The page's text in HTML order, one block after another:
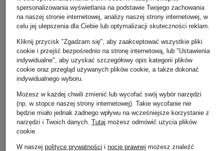
+ rabat promocyjny
darling harbour
Kozaki
589 zł
Najniższa cena:
500,65 zł
Cena regularna:
+ rabat promocyjny
Pretty Ballerinas
Kozaki GRETA
865 zł
Najniższa cena:
735,25 zł
Cena regularna:
1 729 zł
+ rabat promocyjny
UNISA
349 zł
Najniższa cena:
Cena regularna:
spersonalizowania wyświetlania na podstawie Twojego zachowania
na naszej stronie internetowej, analizy naszej strony internetowej, w
celu jej ulepszenia dla Ciebie lub optymalizacji skuteczności reklam.
Kliknij przycisk "Zgadzam się", aby zaakceptować wszystkie pliki
cookie i przejść bezpośrednio na stronę internetową, lub "Ustawienia
indywidualne", aby uzyskać szczegółowy opis kategorii plików
cookie oraz przegląd używanych plików cookie, a także dokonać
indywidualnego wyboru.
Możesz w każdej chwili zmienić lub wycofać swój wybór narzędzi
(np. w stopce naszej strony internetowej). Takie wycofanie nie
będzie miało jednak żadnego wpływu na wcześniejsze korzystanie z
narzędzi i Twoich danych. Tutaj możesz odmówić użycia plików
cookie.
W naszej polityce prywatności i nocie prawnej możesz znaleźć